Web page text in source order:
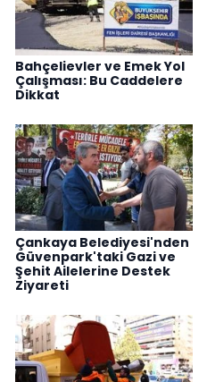
Bahçelievler ve Emek Yol
Çalışması: Bu Caddelere
Dikkat
Çankaya Belediyesi'nden
Güvenpark'taki Gazi ve
Şehit Ailelerine Destek
Ziyareti